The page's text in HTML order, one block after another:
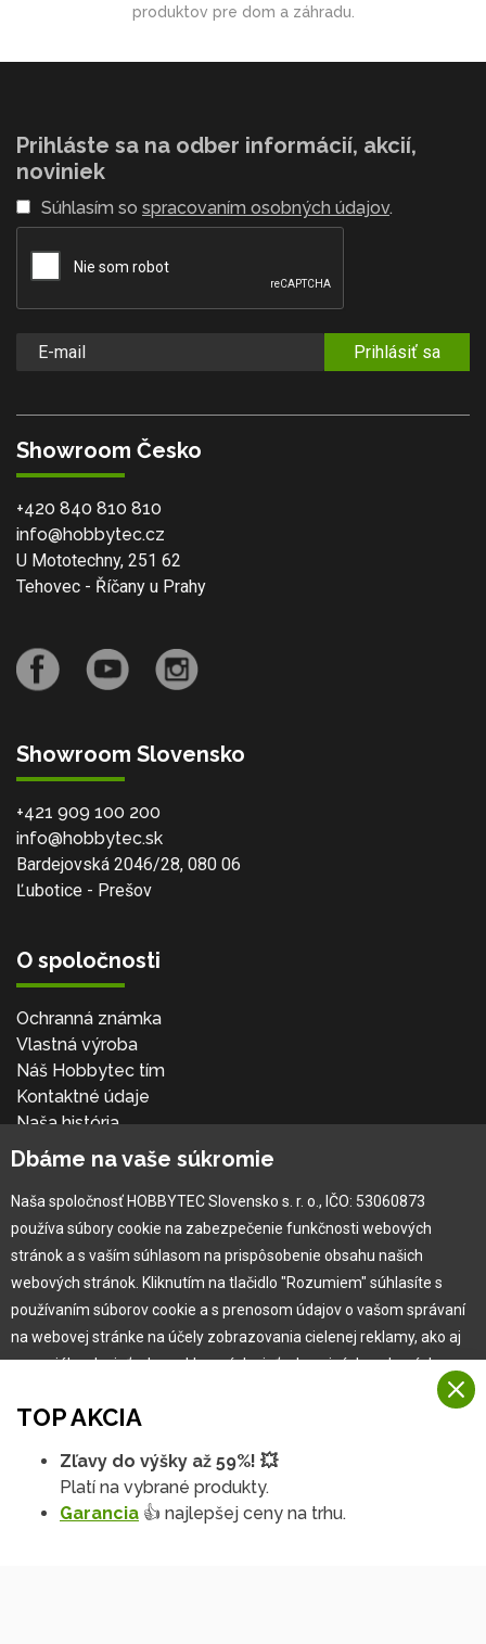
produktov pre dom a záhradu.
Prihláste sa na odber informácií, akcií,
noviniek
Súhlasím so spracovaním osobných údajov.
Prihlásiť sa
Showroom Česko
+420 840 810 810
info@hobbytec.cz
U Mototechny, 251 62
Tehovec - Říčany u Prahy
Showroom Slovensko
+421 909 100 200
info@hobbytec.sk
Bardejovská 2046/28, 080 06
Ľubotice - Prešov
O spoločnosti
Ochranná známka
Vlastná výroba
Náš Hobbytec tím
Kontaktné údaje
Naša história
Kariéra
Pre zákazníka
Garancia najlepšej ceny
Užívateľský manuál
Obchodné podmienky
Zákazník & partner
Novinky
TOP AKCIA
Zľavy do výšky až 59%! 💥
Platí na vybrané produkty.
Garancia 👍 najlepšej ceny na trhu.
Dbáme na vaše súkromie
Naša spoločnosť HOBBYTEC Slovensko s. r. o., IČO: 53060873
používa súbory cookie na zabezpečenie funkčnosti webových
stránok a s vaším súhlasom na prispôsobenie obsahu našich
webových stránok. Kliknutím na tlačidlo "Rozumiem" súhlasíte s
používaním súborov cookie a s prenosom údajov o vašom správaní
na webovej stránke na účely zobrazovania cielenej reklamy, ako aj
na sociálnych sieťach a reklamných sieťach na iných webových
Viac informácií
Na našich webových stránkach používame niekoľko kategórií
Rozumiem